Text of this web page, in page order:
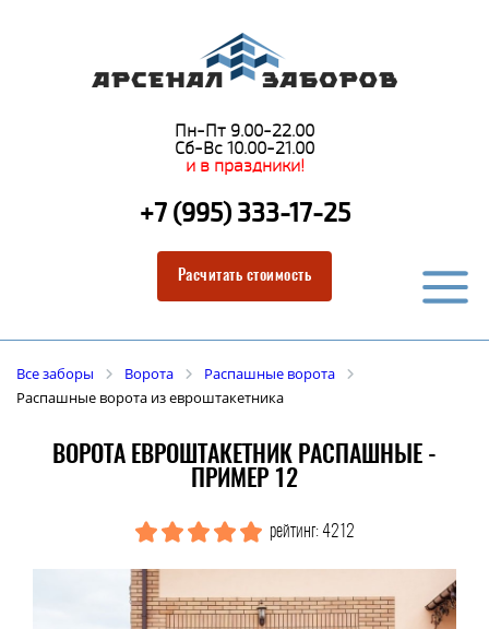
Пн-Пт 9.00-22.00
Сб-Вс 10.00-21.00
и в праздники!
+7 (995) 333-17-25
Расчитать стоимость
Все заборы Ворота
Распашные ворота
Распашные ворота из евроштакетника
ВОРОТА ЕВРОШТАКЕТНИК РАСПАШНЫЕ -
ПРИМЕР 12
рейтинг: 4212